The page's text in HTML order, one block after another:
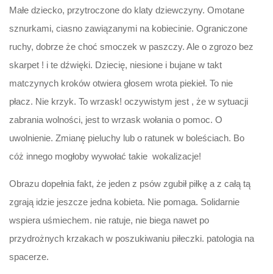
Małe dziecko, przytroczone do klaty dziewczyny. Omotane
sznurkami, ciasno zawiązanymi na kobiecinie. Ograniczone
ruchy, dobrze że choć smoczek w paszczy. Ale o zgrozo bez
skarpet ! i te dźwięki. Dziecię, niesione i bujane w takt
matczynych kroków otwiera głosem wrota piekieł. To nie
płacz. Nie krzyk. To wrzask! oczywistym jest , że w sytuacji
zabrania wolności, jest to wrzask wołania o pomoc. O
uwolnienie. Zmianę pieluchy lub o ratunek w boleściach. Bo
cóż innego mogłoby wywołać takie wokalizacje!
Obrazu dopełnia fakt, że jeden z psów zgubił piłkę a z całą tą
zgrają idzie jeszcze jedna kobieta. Nie pomaga. Solidarnie
wspiera uśmiechem. nie ratuje, nie biega nawet po
przydrożnych krzakach w poszukiwaniu piłeczki. patologia na
spacerze.